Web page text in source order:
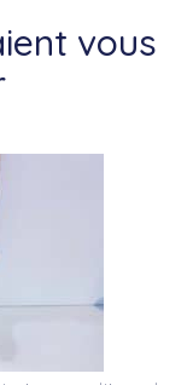
vous